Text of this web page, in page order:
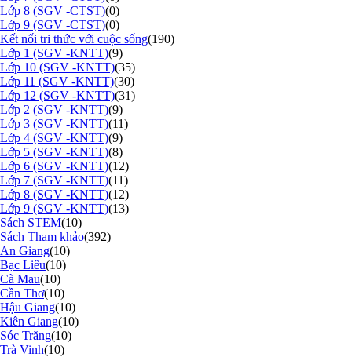
Lớp 8 (SGV -CTST)(0)
Lớp 9 (SGV -CTST)(0)
Kết nối tri thức với cuộc sống(190)
Lớp 1 (SGV -KNTT)(9)
Lớp 10 (SGV -KNTT)(35)
Lớp 11 (SGV -KNTT)(30)
Lớp 12 (SGV -KNTT)(31)
Lớp 2 (SGV -KNTT)(9)
Lớp 3 (SGV -KNTT)(11)
Lớp 4 (SGV -KNTT)(9)
Lớp 5 (SGV -KNTT)(8)
Lớp 6 (SGV -KNTT)(12)
Lớp 7 (SGV -KNTT)(11)
Lớp 8 (SGV -KNTT)(12)
Lớp 9 (SGV -KNTT)(13)
Sách STEM(10)
Sách Tham khảo(392)
An Giang(10)
Bạc Liêu(10)
Cà Mau(10)
Cần Thơ(10)
Hậu Giang(10)
Kiên Giang(10)
Sóc Trăng(10)
Trà Vinh(10)